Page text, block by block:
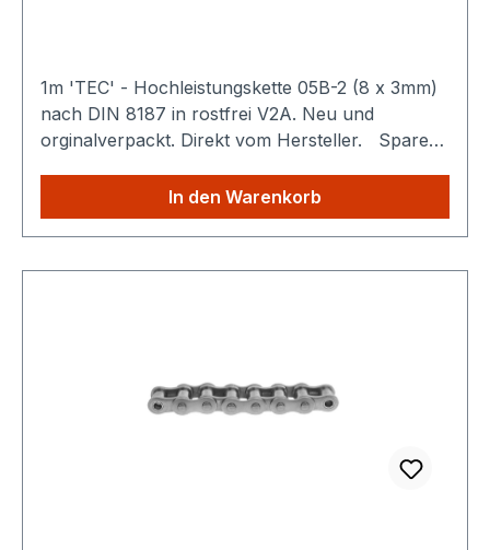
1m 'TEC' - Hochleistungskette 05B-2 (8 x 3mm)
nach DIN 8187 in rostfrei V2A. Neu und
orginalverpackt. Direkt vom Hersteller. Sparen
aus unserem Shop kaufen, Sie zahlen nur
einmalig die höheren Versandkosten.
In den Warenkorb